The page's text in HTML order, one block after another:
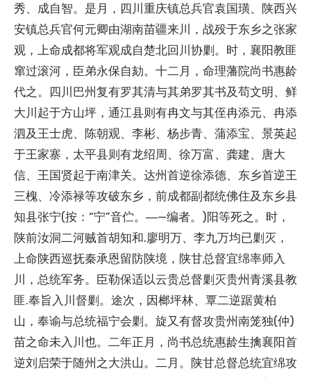
秀、成自智。是月，四川重庆镇总兵官袁国璜、陕西兴
安镇总兵官何元卿由湖南苗疆来川，战殁于东乡之张家
观，上命成都将军观成自楚北回川协剿。时，襄阳教匪
窜过滚河，臣弟永保自劾。十二月，命理藩院尚书惠龄
代之。四川巴州复有罗其清与其弟罗其书及苟文明、鲜
大川起于方山坪，通江县则有冉文与其侄冉添元、冉添
泗及王士虎、陈朝观、李彬、杨步青、蒲添宝、景英起
于王家寨，太平县则有龙绍周、徐万富、龚建、唐大
信、王国贤起于南津关。达州首逆徐添德、东乡首逆王
三槐、冷添禄等攻破东乡，前成都副都统佛住及东乡县
知县张宁(按：“宁”音伫。―—编者。)阳等死之。时，
陕前汝洞二河贼首胡知和.廖明万、李九万均已剿灭，
上命陕西巡抚秦承恩留防陕境，陕甘总督宜绵率师入
川，总统军务。臣勒保适以云贵总督剿灭贵州青溪县教
匪.奉旨入川督剿。途次，因榔坪林、覃二逆踞黄柏
山，奉谕与总统福宁会剿。旋又有督攻贵州南笼独(仲)
苗之命未入川也。二年正月，尚书总统惠龄生擒襄阳首
逆刘启荣于随州之大洪山。二月。陕甘总督总统宜绵攻